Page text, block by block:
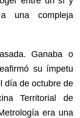
una compleja
Ganaba o
su ímpetu
día de octubre de
Territorial de
era una